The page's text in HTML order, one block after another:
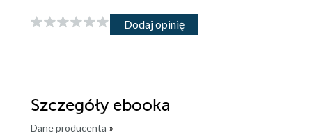
Dodaj opinię
Szczegóły ebooka
Dane producenta »